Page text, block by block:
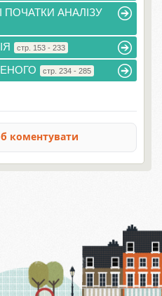
ПОЧАТКИ АНАЛІЗУ
стр. 153 - 233
стр. 234 - 285